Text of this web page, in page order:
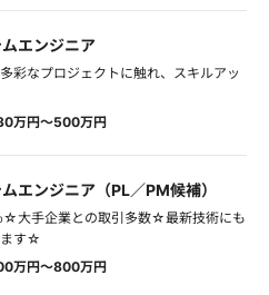
ムエンジニア
彩なプロジェクトに触れ、スキルアッ
万円～500万円
ムエンジニア（PL／PM候補）
大手企業との取引多数☆最新技術にも
ます☆
万円～800万円